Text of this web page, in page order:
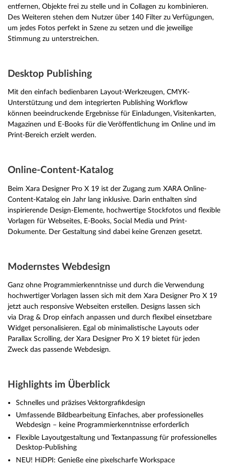
entfernen, Objekte frei zu stelle und in Collagen zu kombinieren.
Des Weiteren stehen dem Nutzer über 140 Filter zu Verfügungen,
um jedes Fotos perfekt in Szene zu setzen und die jeweilige
Stimmung zu unterstreichen.
Desktop Publishing
Mit den einfach bedienbaren Layout-Werkzeugen, CMYK-
Unterstützung und dem integrierten Publishing Workflow
können beeindruckende Ergebnisse für Einladungen, Visitenkarten,
Magazinen und E-Books für die Veröffentlichung im Online und im
Print-Bereich erzielt werden.
Online-Content-Katalog
Beim Xara Designer Pro X 19 ist der Zugang zum XARA Online-
Content-Katalog ein Jahr lang inklusive. Darin enthalten sind
inspirierende Design-Elemente, hochwertige Stockfotos und flexible
Vorlagen für Webseites, E-Books, Social Media und Print-
Dokumente. Der Gestaltung sind dabei keine Grenzen gesetzt.
Modernstes Webdesign
Ganz ohne Programmierkenntnisse und durch die Verwendung
hochwertiger Vorlagen lassen sich mit dem Xara Designer Pro X 19
jetzt auch responsive Webseiten erstellen. Designs lassen sich
via Drag & Drop einfach anpassen und durch flexibel einsetzbare
Widget personalisieren. Egal ob minimalistische Layouts oder
Parallax Scrolling, der Xara Designer Pro X 19 bietet für jeden
Zweck das passende Webdesign.
Highlights im Überblick
Schnelles und präzises Vektorgrafikdesign
Umfassende Bildbearbeitung Einfaches, aber professionelles
Webdesign – keine Programmierkenntnisse erforderlich
Flexible Layoutgestaltung und Textanpassung für professionelles
Desktop-Publishing
NEU! HiDPI: Genieße eine pixelscharfe Workspace